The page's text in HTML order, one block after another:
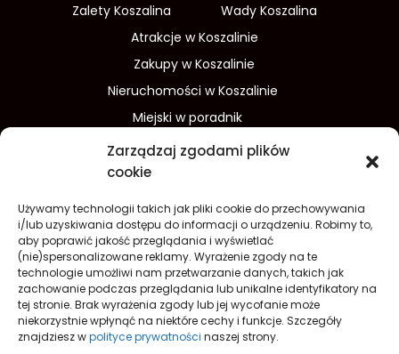
Zarządzaj zgodami plików
cookie
Używamy technologii takich jak pliki cookie do przechowywania
i/lub uzyskiwania dostępu do informacji o urządzeniu. Robimy to,
aby poprawić jakość przeglądania i wyświetlać
(nie)spersonalizowane reklamy. Wyrażenie zgody na te
technologie umożliwi nam przetwarzanie danych, takich jak
zachowanie podczas przeglądania lub unikalne identyfikatory na
tej stronie. Brak wyrażenia zgody lub jej wycofanie może
niekorzystnie wpłynąć na niektóre cechy i funkcje. Szczegóły
znajdziesz wpolityce prywatności naszej strony.
Zalety Koszalina
Wady Koszalina
Atrakcje w Koszalinie
Zakupy w Koszalinie
Nieruchomości w Koszalinie
Miejski w poradnik
Wydarzenia w Koszalinie
Sport w Koszalinie
Finanse i inwestycje
Dom i ogród
Turystyka
Lifestyle
O nas
Redakcja
Reklama
Kontakt
Prywatność
Polityka prywatności Cookies (EU)